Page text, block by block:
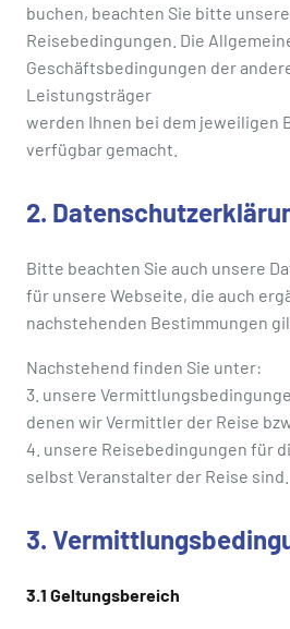
buchen, beachten Sie bitte
Reisebedingungen. Die
Geschäftsbedingungen der
Leistungsträger
werden Ihnen bei dem jeweiligen
verfügbar gemacht.
2.
Bitte beachten Sie auch unsere
für unsere Webseite, die auch
nachstehenden Bestimmungen
Nachstehend finden Sie unter:
3. unsere
denen wir Vermittler der Reise
4. unsere Reisebedingungen für
selbst Veranstalter der Reise sind.
3.
3.1 Geltungsbereich